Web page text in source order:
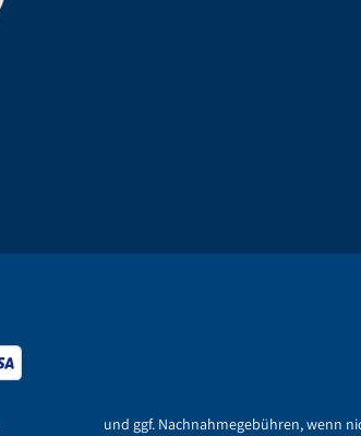
und ggf. Nachnahmegebühren, wenn